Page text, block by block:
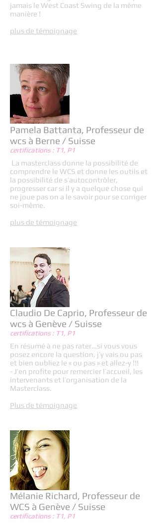
jamais le West Coast Swing de la même
manière !
plus de témoignage
Pamela Battanta, Professeur de
wcs à Berne / Suisse
certifications : T1, P1
La masterclass donne la possibilité de
comprendre le WCS et donne les outils et
la possibilité de s’autocontrôler,
progresser car si il y a quelque chose qui
ne joue pas on a le savoir pour se corriger
soi-même.
plus de témoignage
Claudio De Caprio, Professeur de
wcs à Genève / Suisse
certifications : T1, P1
En résumé à ne pas rater…si vous vous
posez encore la question, j’y vais ou pas
et bien oubliez le « ou pas » et allez-y !!!
- J’en profite pour remercier l’accueil, les
intervenants et l’organisation de la
Masterclass.
Plus de témoignage
Mélanie Richard, Professeur de
WCS à Genève / Suisse
certifications : T1, P1